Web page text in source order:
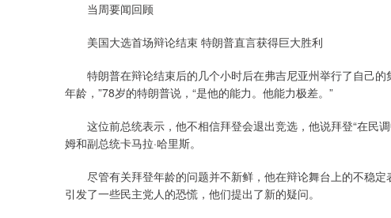
当周要闻回顾
美国大选首场辩论结束 特朗普直言获得巨大胜利
特朗普在辩论结束后的几个小时后在弗吉尼亚州举行了自己的
年龄，”78岁的特朗普说，“是他的能力。他能力极差。”
这位前总统表示，他不相信拜登会退出竞选，他说拜登“在民
姆和副总统卡马拉·哈里斯。
尽管有关拜登年龄的问题并不新鲜，他在辩论舞台上的不稳
引发了一些民主党人的恐慌，他们提出了新的疑问。